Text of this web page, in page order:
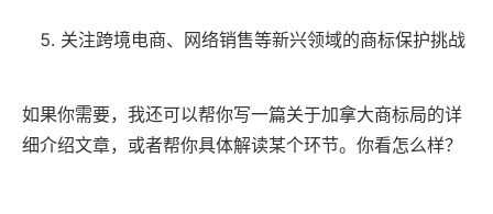
关注跨境电商、网络销售等新兴领域的商标保护挑战
如果你需要，我还可以帮你写一篇关于加拿大商标局的详
细介绍文章，或者帮你具体解读某个环节。你看怎么样？